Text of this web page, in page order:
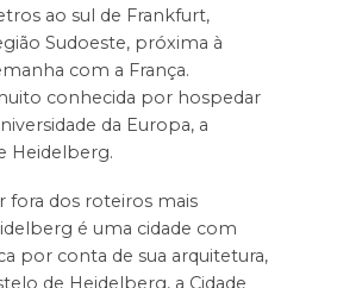
ao sul de Frankfurt,
Sudoeste, próxima à
com a França.
conhecida por hospedar
da Europa, a
Heidelberg.
fora dos roteiros mais
é uma cidade com
por conta de sua arquitetura,
de Heidelberg, a Cidade